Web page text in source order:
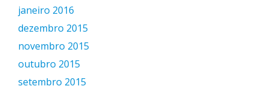
janeiro 2016
dezembro 2015
novembro 2015
outubro 2015
setembro 2015